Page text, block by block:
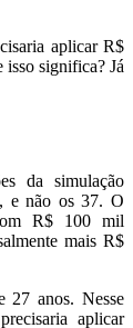
aplicar R$
significa? Já
da simulação
e não os 37. O
R$ 100 mil
mais R$
27 anos. Nesse
aplicar